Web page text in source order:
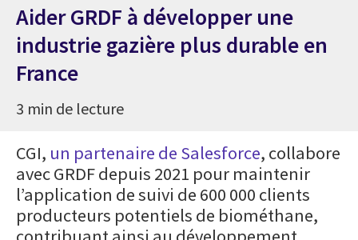
Aider GRDF à développer une
industrie gazière plus durable en
France
3 min de lecture
CGI, un partenaire de Salesforce, collabore
avec GRDF depuis 2021 pour maintenir
l’application de suivi de 600 000 clients
producteurs potentiels de biométhane,